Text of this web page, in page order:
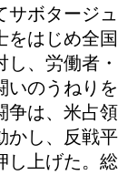
サボタージ
をはじめ全
し、労働者
いのうねり
は、米占
かし、反戦
し上げた。